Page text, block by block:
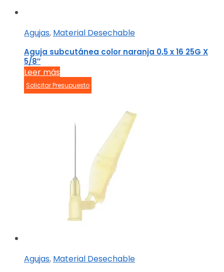
Agujas, Material Desechable
Aguja subcutánea color naranja 0,5 x 16 25G X
5/8″
Leer más
Solicitar Presupuesto
Agujas, Material Desechable